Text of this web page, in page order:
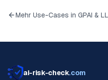
Mehr Use-Cases in GPAI &
ai-risk-check.com